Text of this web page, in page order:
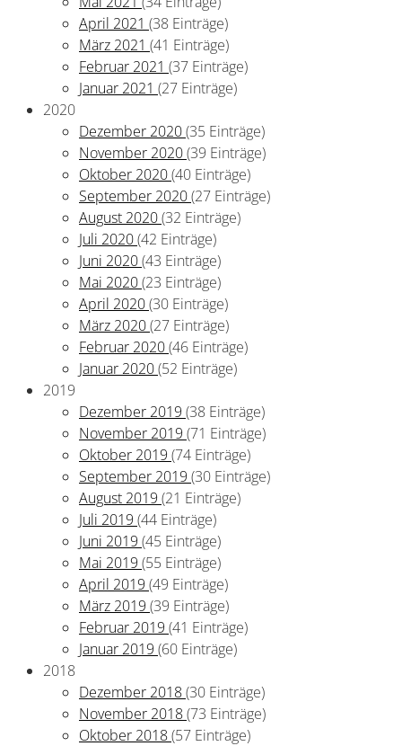
April 2021 (38 Einträge)
März 2021 (41 Einträge)
Februar 2021 (37 Einträge)
Januar 2021 (27 Einträge)
2020
Dezember 2020(35 Einträge)
November 2020(39 Einträge)
Oktober 2020(40 Einträge)
September 2020(27 Einträge)
August 2020(32 Einträge)
Juli 2020(42 Einträge)
Juni 2020(43 Einträge)
Mai 2020(23 Einträge)
April 2020(30 Einträge)
März 2020(27 Einträge)
Februar 2020(46 Einträge)
Januar 2020(52 Einträge)
2019
Dezember 2019 (38 Einträge)
November 2019 (71 Einträge)
Oktober 2019 (74 Einträge)
September 2019 (30 Einträge)
August 2019 (21 Einträge)
Juli 2019 (44 Einträge)
Juni 2019 (45 Einträge)
Mai 2019 (55 Einträge)
April 2019 (49 Einträge)
März 2019 (39 Einträge)
Februar 2019 (41 Einträge)
Januar 2019 (60 Einträge)
2018
Dezember 2018(30 Einträge)
November 2018(73 Einträge)
Oktober 2018(57 Einträge)